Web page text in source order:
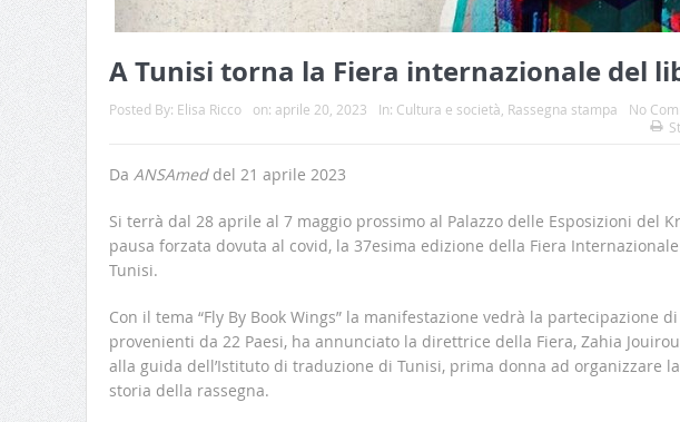
A Tunisi torna la Fiera internazionale del
Posted By: Elisa Ricco on: aprile 20, 2023 In: Cultura e società Rassegna stampa
No
Da ANSAmeddel 21 aprile 2023
Si terrà dal 28 aprile al 7 maggio prossimo al Palazzo delle Esposizioni del
pausa forzata dovuta al covid, la 37esima edizione della Fiera
Tunisi.
Con il tema “Fly By Book Wings” la manifestazione vedrà la partecipazione
provenienti da 22 Paesi, ha annunciato la direttrice della Fiera, Zahia
alla guida dell’Istituto di traduzione di Tunisi, prima donna ad organizzare
storia della rassegna.